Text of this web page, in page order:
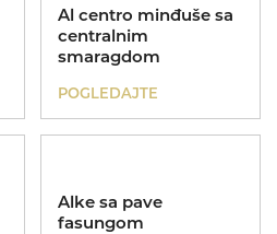
Al centro minđuše sa
centralnim
smaragdom
POGLEDAJTE
Alke sa pave
fasungom